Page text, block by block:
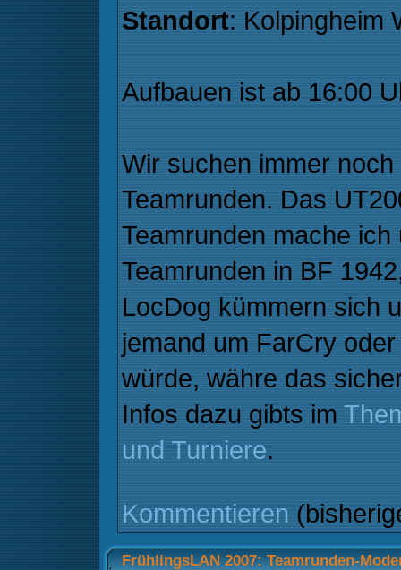
Standort: Kolpingheim
Aufbauen ist ab 16:00
Wir suchen immer
Teamrunden. Das
Teamrunden mache
Teamrunden in BF
LocDog kümmern sich
jemand um FarCry
würde, währe das
Infos dazu gibts im
und Turniere.
Kommentieren
FrühlingsLAN 2007: Teamrunden-